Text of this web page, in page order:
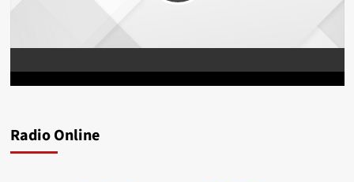
Radio Online